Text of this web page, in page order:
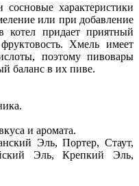
характеристики
или при добавление
котел придает приятный
Хмель имеет
поэтому пивовары
баланс в их пиве.
и аромата.
Эль, Портер, Стаут,
Эль, Крепкий Эль,